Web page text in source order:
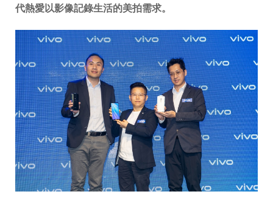
代熱愛以影像記錄生活的美拍需求。